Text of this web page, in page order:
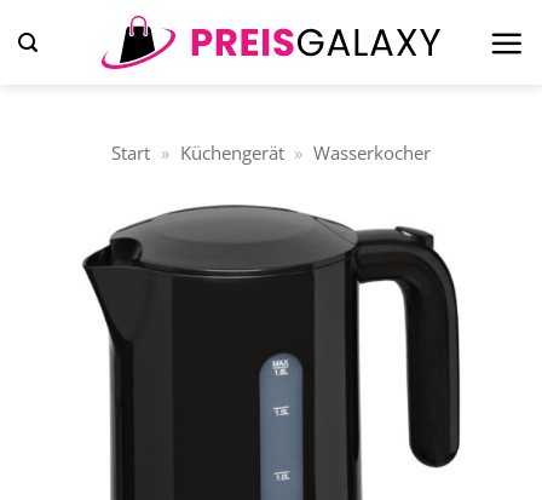
Inhalt
Start » Küchengerät » Wasserkocher